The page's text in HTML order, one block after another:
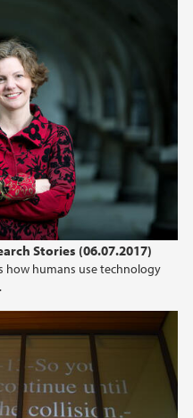
Stories (06.07.2017)
how humans use technology